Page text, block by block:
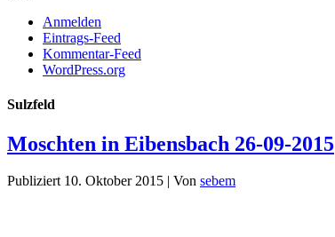
Anmelden
Eintrags-Feed
Kommentar-Feed
WordPress.org
Sulzfeld
Moschten in Eibensbach 26-09-2015
Publiziert 10. Oktober 2015 | Von sebem